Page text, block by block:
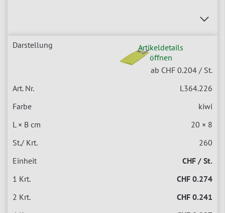
Artikeldetails
öffnen
ab CHF 0.204 / St.
L364.226
kiwi
20 × 8
260
CHF / St.
CHF 0.274
CHF 0.241